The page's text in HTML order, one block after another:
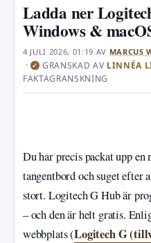
Ladda ner
Windows &
4 JULI 2026, 01:19 AV MARCUS
· ✓ GRANSKAD AV LINNÉA
FAKTAGRANSKNING
Du har precis packat upp
tangentbord och suget efter
stort. Logitech G Hub är
– och den är helt gratis.
webbplats (Logitech G